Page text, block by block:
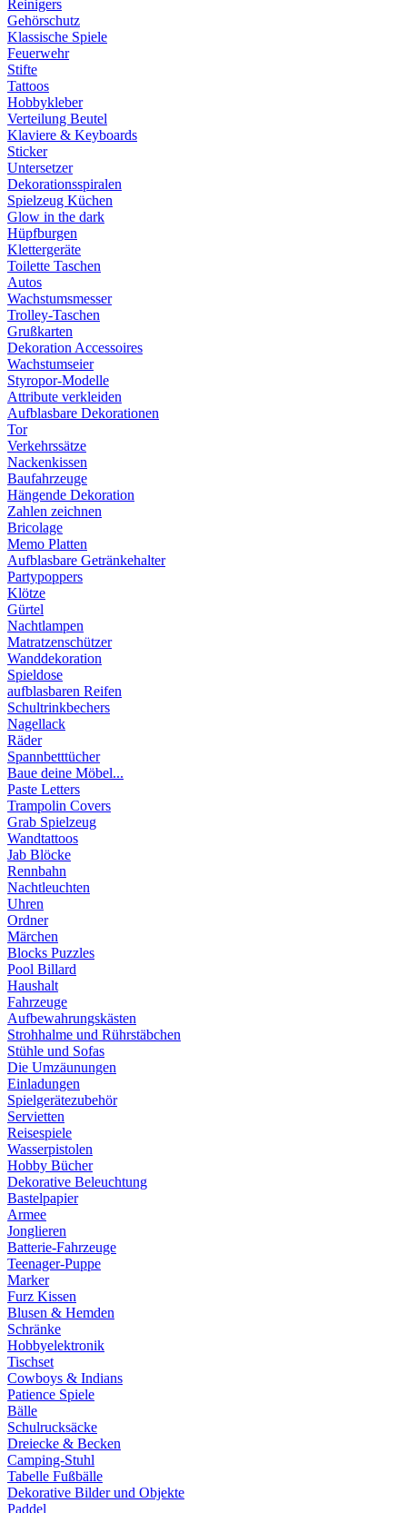
Reinigers
Gehörschutz
Klassische Spiele
Feuerwehr
Stifte
Tattoos
Hobbykleber
Verteilung Beutel
Klaviere & Keyboards
Sticker
Untersetzer
Dekorationsspiralen
Spielzeug Küchen
Glow in the dark
Hüpfburgen
Klettergeräte
Toilette Taschen
Autos
Wachstumsmesser
Trolley-Taschen
Grußkarten
Dekoration Accessoires
Wachstumseier
Styropor-Modelle
Attribute verkleiden
Aufblasbare Dekorationen
Tor
Verkehrssätze
Nackenkissen
Baufahrzeuge
Hängende Dekoration
Zahlen zeichnen
Bricolage
Memo Platten
Aufblasbare Getränkehalter
Partypoppers
Klötze
Gürtel
Nachtlampen
Matratzenschützer
Wanddekoration
Spieldose
aufblasbaren Reifen
Schultrinkbechers
Nagellack
Räder
Spannbetttücher
Baue deine Möbel...
Paste Letters
Trampolin Covers
Grab Spielzeug
Wandtattoos
Jab Blöcke
Rennbahn
Nachtleuchten
Uhren
Ordner
Märchen
Blocks Puzzles
Pool Billard
Haushalt
Fahrzeuge
Aufbewahrungskästen
Strohhalme und Rührstäbchen
Stühle und Sofas
Die Umzäunungen
Einladungen
Spielgerätezubehör
Servietten
Reisespiele
Wasserpistolen
Hobby Bücher
Dekorative Beleuchtung
Bastelpapier
Armee
Jonglieren
Batterie-Fahrzeuge
Teenager-Puppe
Marker
Furz Kissen
Blusen & Hemden
Schränke
Hobbyelektronik
Tischset
Cowboys & Indians
Patience Spiele
Bälle
Schulrucksäcke
Dreiecke & Becken
Camping-Stuhl
Tabelle Fußbälle
Dekorative Bilder und Objekte
Paddel